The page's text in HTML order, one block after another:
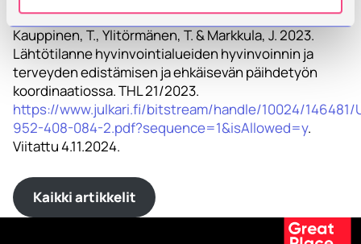
Kauppinen, T., Ylitörmänen, T. & Markkula, J. 2023.
Lähtötilanne hyvinvointialueiden hyvinvoinnin ja
terveyden edistämisen ja ehkäisevän päihdetyön
koordinaatiossa. THL 21/2023.
https://www.julkari.fi/bitstream/handle/10024/146481/
952-408-084-2.pdf?sequence=1&isAllowed=y.
Viitattu 4.11.2024.
Kaikki artikkelit